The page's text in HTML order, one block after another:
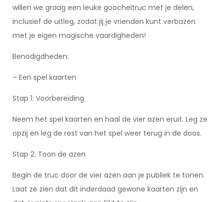
willen we graag een leuke goocheltruc met je delen,
inclusief de uitleg, zodat jij je vrienden kunt verbazen
met je eigen magische vaardigheden!
Benodigdheden:
– Een spel kaarten
Stap 1: Voorbereiding
Neem het spel kaarten en haal de vier azen eruit. Leg ze
opzij en leg de rest van het spel weer terug in de doos.
Stap 2: Toon de azen
Begin de truc door de vier azen aan je publiek te tonen.
Laat ze zien dat dit inderdaad gewone kaarten zijn en